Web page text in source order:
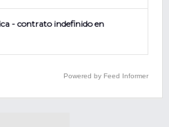
- contrato indefinido en
Powered by Feed Informer